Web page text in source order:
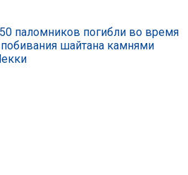
паломников погибли во время
побивания шайтана камнями